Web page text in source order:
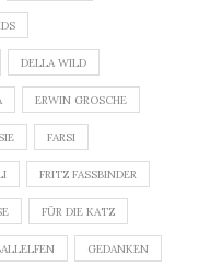
DELLA WILD
ERWIN GROSCHE
FARSI
FRITZ FASSBINDER
FÜR DIE KATZ
GEDANKEN